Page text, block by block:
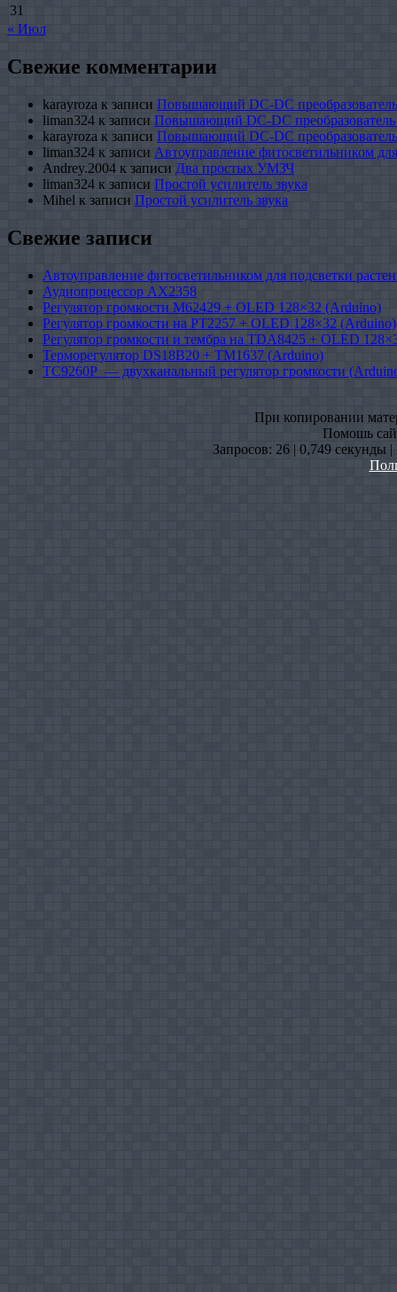
31
« Июл
Свежие комментарии
karayroza к записи Повышающий DC-DC
liman324 к записи Повышающий DC-DC
karayroza к записи Повышающий DC-DC
liman324 к записи Автоуправление фитосветильником
Andrey.2004 к записи Два простых УМЗЧ
liman324 к записи Простой усилитель звука
Mihel к записи Простой усилитель звука
Свежие записи
Автоуправление фитосветильником для подсветки
Аудиопроцессор AX2358
Регулятор громкости M62429 + OLED 128×32 (Arduino)
Регулятор громкости на PT2257 + OLED 128×32 (Arduino)
Регулятор громкости и тембра на TDA8425 + OLED
Терморегулятор DS18B20 + TM1637 (Arduino)
TC9260P — двухканальный регулятор громкости
При копировании
Помошь
Запросов: 26 | 0,749 секунды